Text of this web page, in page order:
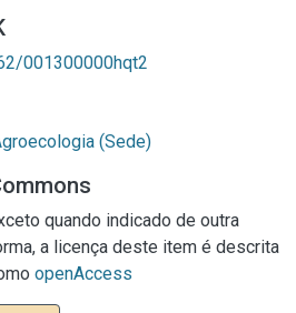
001300000hqt2
(Sede)
quando indicado de outra
a licença deste item é descrita
openAccess